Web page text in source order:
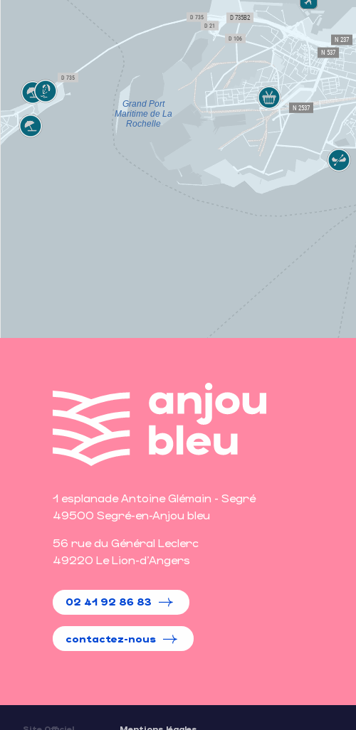
1 esplanade Antoine Glémain - Segré
49500 Segré-en-Anjou bleu
56 rue du Général Leclerc
49220 Le Lion-d'Angers
02 41 92 86 83
contactez-nous